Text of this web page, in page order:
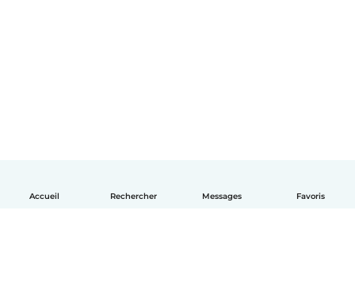
Accueil Rechercher Messages Favoris